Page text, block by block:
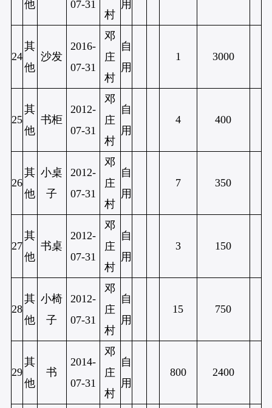
他 07-31
村
用
24
其
他
沙发
2016-
07-31
邓
庄
村
自
用
1 3000
25
其
他
书柜
2012-
07-31
邓
庄
村
自
用
4 400
26
其
他
小桌
子
2012-
07-31
邓
庄
村
自
用
7 350
27
其
他
书桌
2012-
07-31
邓
庄
村
自
用
3 150
28
其
他
小椅
子
2012-
07-31
邓
庄
村
自
用
15 750
29
其
他
书
2014-
07-31
邓
庄
村
自
用
800 2400